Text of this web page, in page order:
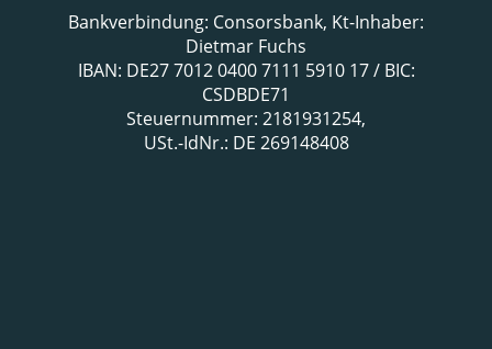
Bankverbindung: Consorsbank, Kt-Inhaber:
Dietmar Fuchs
IBAN: DE27 7012 0400 7111 5910 17 / BIC:
CSDBDE71
Steuernummer: 2181931254,
USt.-IdNr.: DE 269148408